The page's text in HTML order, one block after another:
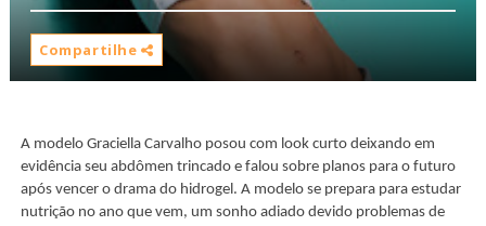
Compartilhe
A modelo Graciella Carvalho posou com look curto deixando em
evidência seu abdômen trincado e falou sobre planos para o futuro
após vencer o drama do hidrogel. A modelo se prepara para estudar
nutrição no ano que vem, um sonho adiado devido problemas de